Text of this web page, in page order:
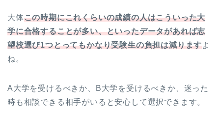
大体この時期にこれくらいの成績の人はこういった大
学に合格することが多い、といったデータがあれば志
望校選び1つとってもかなり受験生の負担は減りますよ
ね。
A大学を受けるべきか、B大学を受けるべきか、迷った
時も相談できる相手がいると安心して選択できます。